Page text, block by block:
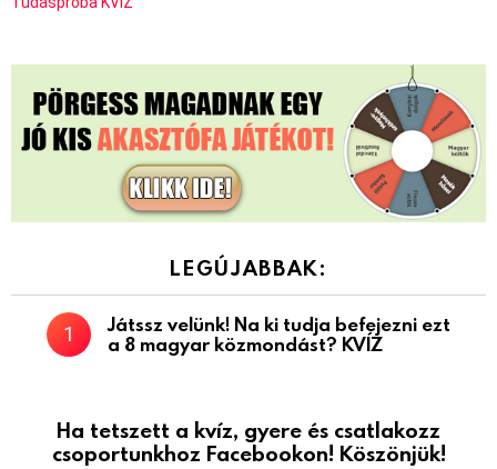
LEGÚJABBAK:
Játssz velünk! Na ki tudja befejezni ezt
a 8 magyar közmondást? KVÍZ
Ha tetszett a kvíz, gyere és csatlakozz
csoportunkhoz Facebookon! Köszönjük!